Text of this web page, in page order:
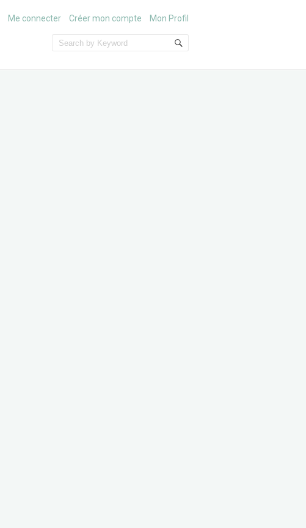
Me connecter Créer mon compte Mon Profil